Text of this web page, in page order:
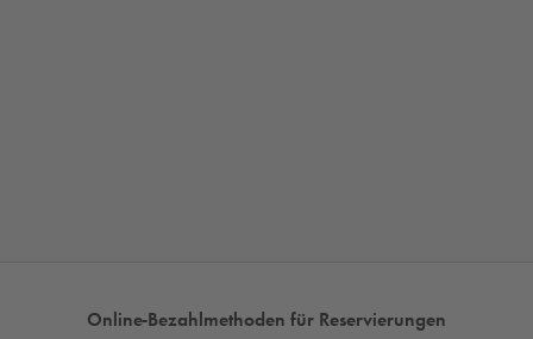
Online-Bezahlmethoden für Reservierungen